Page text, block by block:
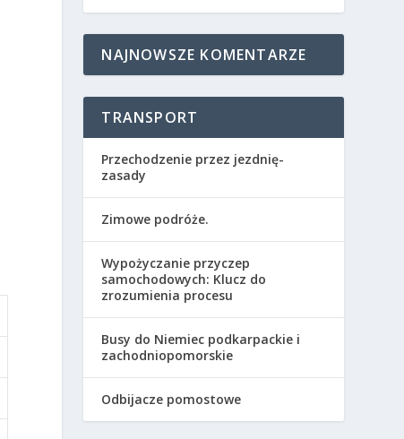
NAJNOWSZE KOMENTARZE
TRANSPORT
Przechodzenie przez jezdnię-
zasady
Zimowe podróże.
Wypożyczanie przyczep
samochodowych: Klucz do
zrozumienia procesu
Busy do Niemiec podkarpackie i
zachodniopomorskie
Odbijacze pomostowe